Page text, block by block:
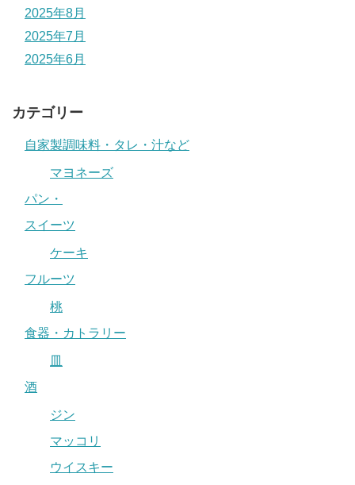
2025年8月
2025年7月
2025年6月
カテゴリー
自家製調味料・タレ・汁など
マヨネーズ
パン・
スイーツ
ケーキ
フルーツ
桃
食器・カトラリー
皿
酒
ジン
マッコリ
ウイスキー